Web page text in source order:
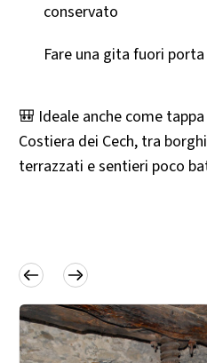
conservato
Fare una gita fuori
🎒 Ideale anche come
Costiera dei Cech, tra
terrazzati e sentieri poco